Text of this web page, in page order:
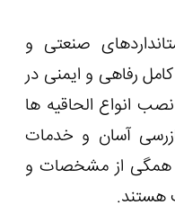
صنعتی و
رفاهی و ایمنی در
انواع الحاقیه ها
آسان و خدمات
همگی از مشخصات و
هستند.